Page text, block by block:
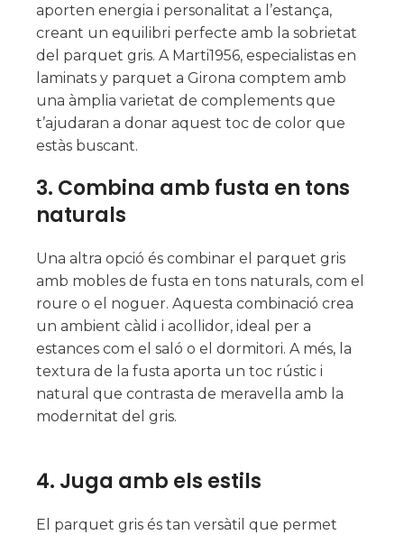
aporten energia i personalitat a l’estança,
creant un equilibri perfecte amb la sobrietat
del parquet gris. A Marti1956, especialistas en
laminats y parquet a Girona comptem amb
una àmplia varietat de complements que
t’ajudaran a donar aquest toc de color que
estàs buscant.
3. Combina amb fusta en tons
naturals
Una altra opció és combinar el parquet gris
amb mobles de fusta en tons naturals, com el
roure o el noguer. Aquesta combinació crea
un ambient càlid i acollidor, ideal per a
estances com el saló o el dormitori. A més, la
textura de la fusta aporta un toc rústic i
natural que contrasta de meravella amb la
modernitat del gris.
4. Juga amb els estils
El parquet gris és tan versàtil que permet